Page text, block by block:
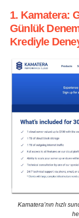
1. Kamatera:
Günlük
Krediyle
Kamatera’nın hızlı